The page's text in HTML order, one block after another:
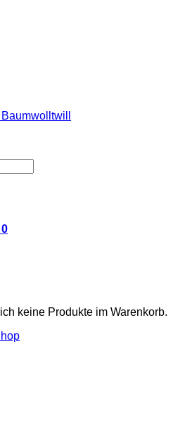
0
keine Produkte im Warenkorb.